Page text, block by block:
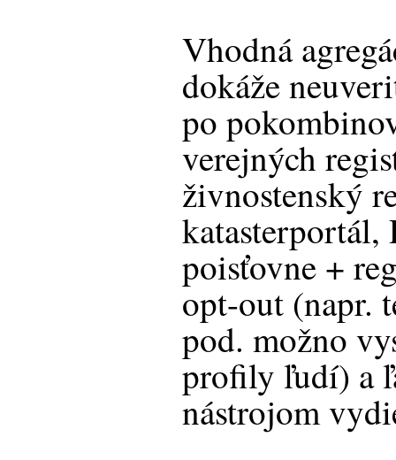
Vhodná
dokáže
po
verejných
živnostenský
poisťovne +
opt-out (napr.
pod. možno
profily ľudí) a
nástrojom